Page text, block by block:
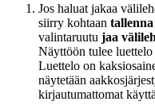
Jos haluat jakaa
siirry kohtaan
valintaruutu jaa
Näyttöön tulee luettelo
Luettelo on
näytetään
kirjautumattomat